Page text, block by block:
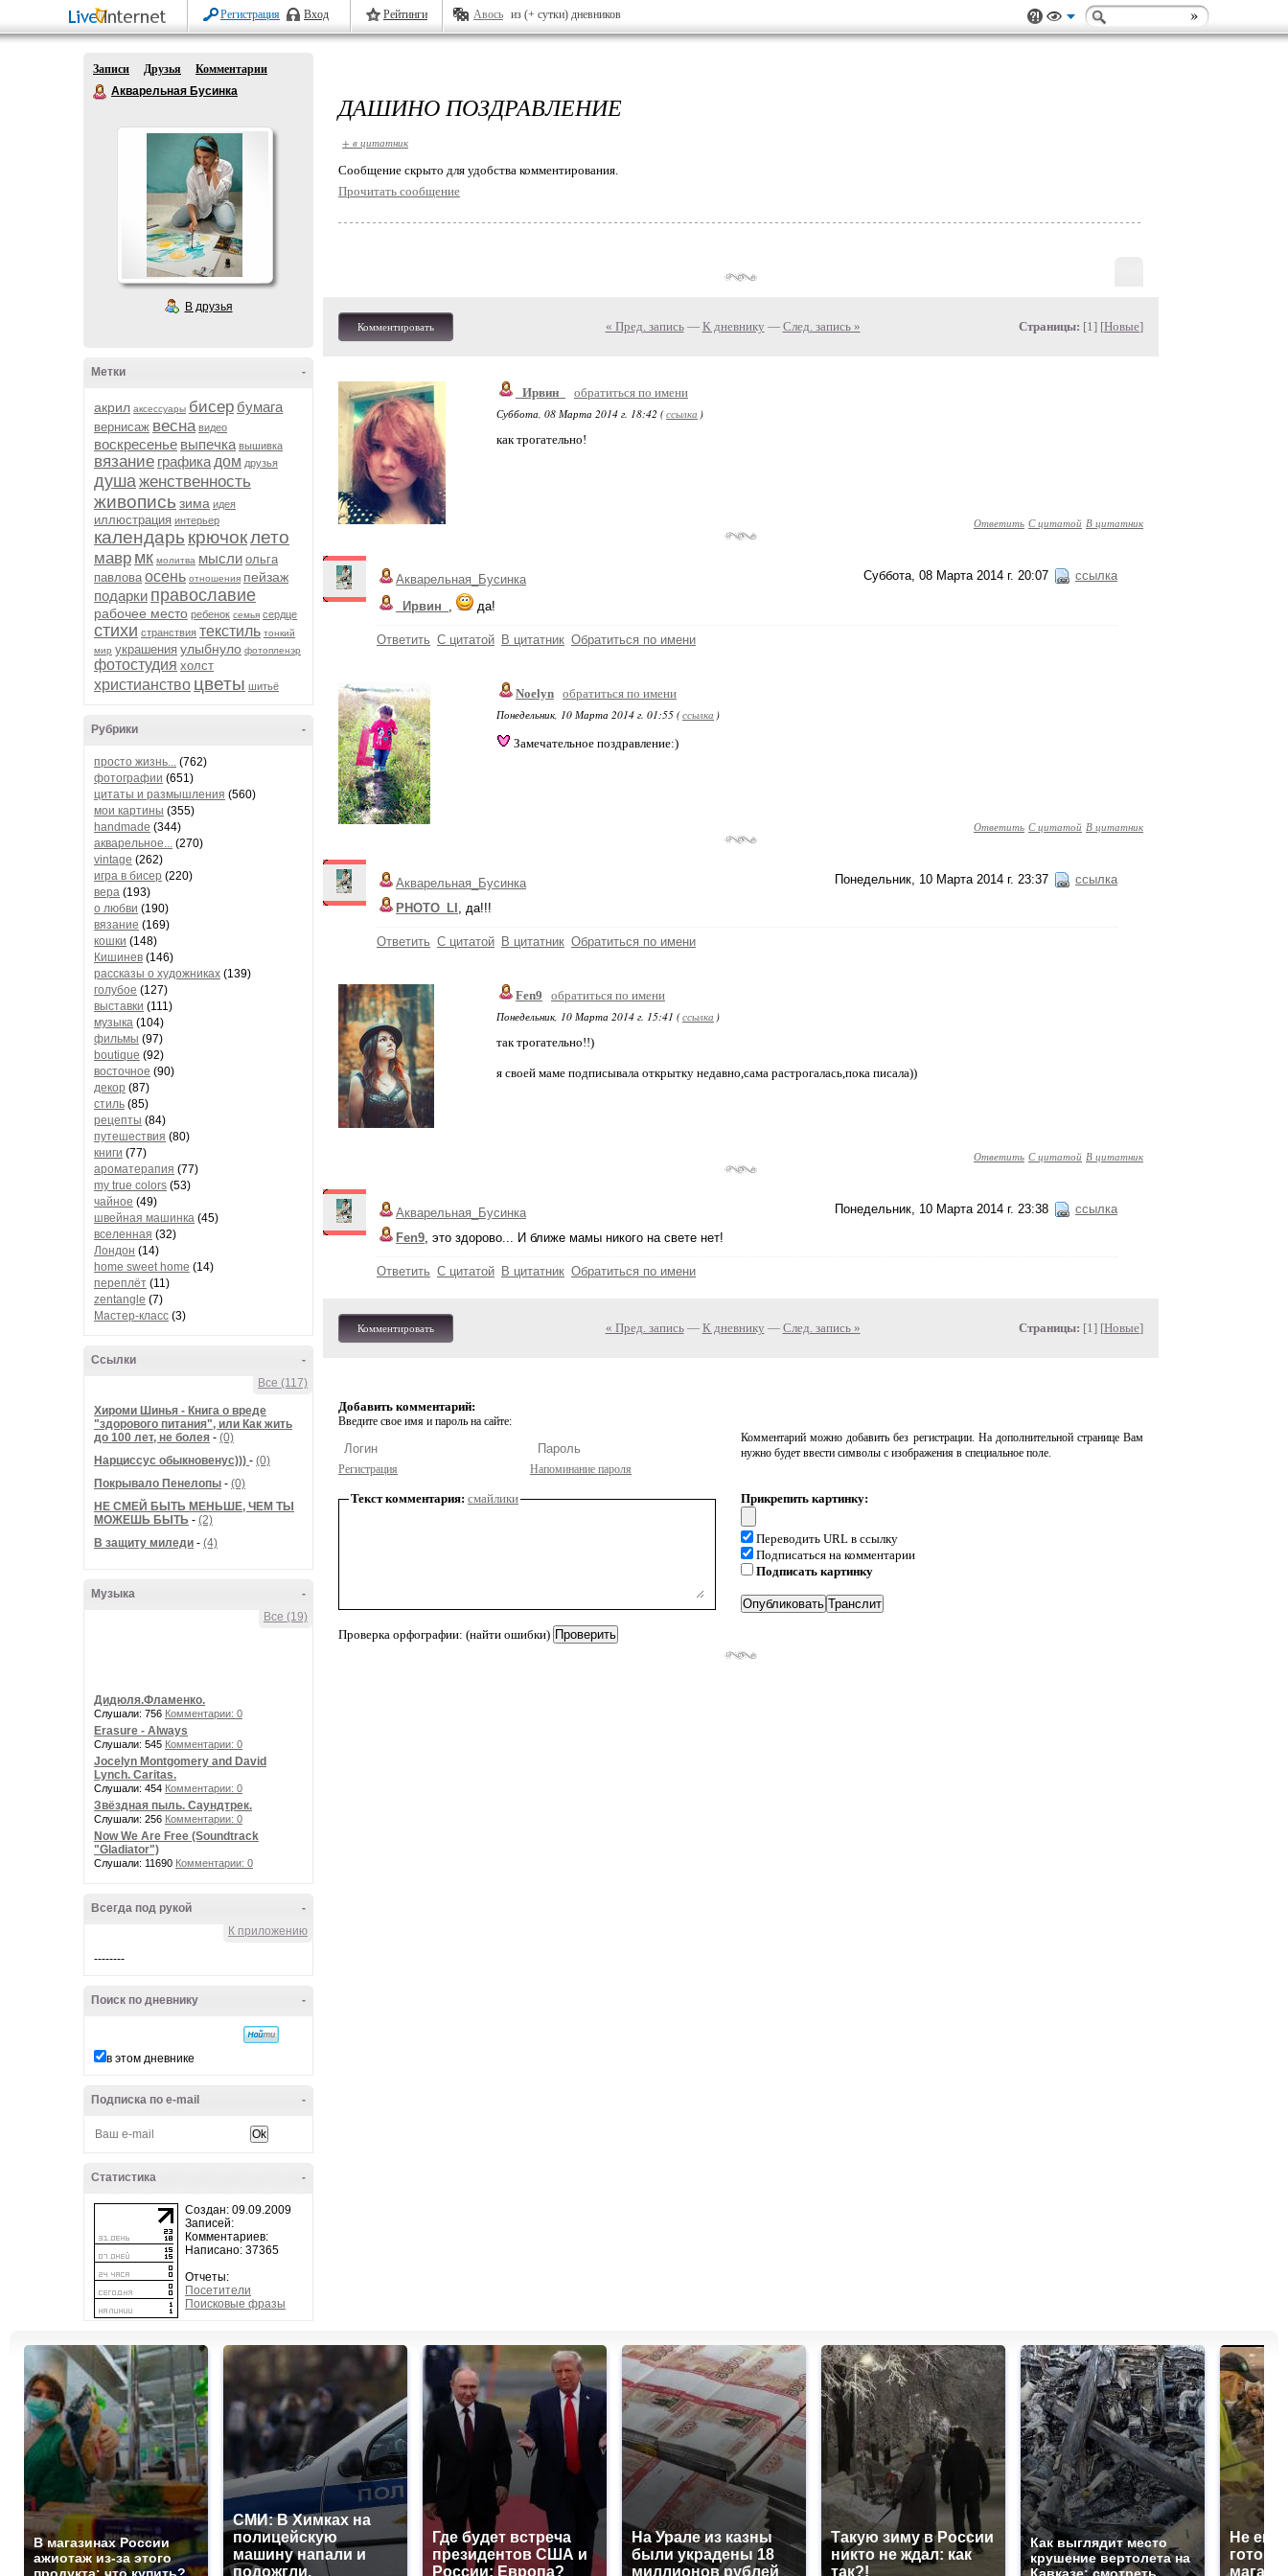
Регистрация Вход Рейтинги Авось из (+ сутки) дневников
Записи Друзья
Комментарии
Акварельная Бусинка
В друзья
-
Метки
акрил аксессуары бисер бумага
вернисаж весна видео
воскресенье выпечка вышивка
вязание графика дом друзья
душаженственность
живопись зима идея
иллюстрация интерьер
календарь крючоклето
мавр мк молитва мысли ольга
павлова осень отношения пейзаж
подарки православие
рабочее место ребенок семья сердце
стихи странствия текстиль тонкий
мир украшения улыбнуло фотопленэр
фотостудия холст
христианство цветы шитьё
-
Рубрики
просто жизнь... (762)
фотографии (651)
цитаты и размышления (560)
мои картины (355)
handmade (344)
акварельное... (270)
vintage (262)
игра в бисер (220)
вера (193)
о любви (190)
вязание (169)
кошки (148)
Кишинев (146)
рассказы о художниках (139)
голубое (127)
выставки (111)
музыка (104)
фильмы (97)
boutique (92)
восточное (90)
декор (87)
стиль (85)
рецепты (84)
путешествия (80)
книги (77)
ароматерапия (77)
my true colors (53)
чайное (49)
швейная машинка (45)
вселенная (32)
Лондон (14)
home sweet home (14)
переплёт (11)
zentangle (7)
Мастер-класс (3)
-
Ссылки
Все (117)
Хироми Шинья - Книга о вреде
"здорового питания", или Как жить
до 100 лет, не болея - (0)
Нарциссус обыкновенус))) - (0)
Покрывало Пенелопы - (0)
НЕ СМЕЙ БЫТЬ МЕНЬШЕ, ЧЕМ ТЫ
МОЖЕШЬ БЫТЬ - (2)
В защиту миледи - (4)
-
Музыка
Все (19)
Дидюля.Фламенко.
Слушали: 756 Комментарии: 0
Erasure - Always
Слушали: 545 Комментарии: 0
Jocelyn Montgomery and David
Lynch. Caritas.
Слушали: 454 Комментарии: 0
Звёздная пыль. Саундтрек.
Слушали: 256 Комментарии: 0
Now We Are Free (Soundtrack
"Gladiator")
Слушали: 11690 Комментарии: 0
-
Всегда под рукой
К приложению
--------
-
Поиск по дневнику
в этом дневнике
-
Подписка по e-mail
-
Статистика
Создан: 09.09.2009
Записей:
Комментариев:
Написано: 37365
Отчеты:
Посетители
Поисковые фразы
ДАШИНО ПОЗДРАВЛЕНИЕ
+ в цитатник
Cообщение скрыто для удобства комментирования.
Прочитать сообщение
Комментировать « Пред. запись— К дневнику — След. запись » Страницы: [1] [Новые]
_Ирвин_
обратиться по имени
Суббота, 08 Марта 2014 г. 18:42 (ссылка )
как трогательно!
Ответить С цитатой В цитатник
Суббота, 08 Марта 2014 г. 20:07 ссылка
Акварельная_Бусинка
_Ирвин_ , да!
Ответить С цитатой В цитатник Обратиться по имени
Noelyn обратиться по имени
Понедельник, 10 Марта 2014 г. 01:55 (ссылка )
Замечательное поздравление:)
Ответить С цитатой В цитатник
Понедельник, 10 Марта 2014 г. 23:37 ссылка
Акварельная_Бусинка
PHOTO_LI , да!!!
Ответить С цитатой В цитатник Обратиться по имени
Fen9
обратиться по имени
Понедельник, 10 Марта 2014 г. 15:41 (ссылка )
так трогательно!!)
я своей маме подписывала открытку недавно,сама растрогалась,пока писала))
Ответить С цитатой В цитатник
Понедельник, 10 Марта 2014 г. 23:38 ссылка
Акварельная_Бусинка
Fen9, это здорово... И ближе мамы никого на свете нет!
Ответить С цитатой В цитатник Обратиться по имени
Комментировать « Пред. запись— К дневнику — След. запись » Страницы: [1] [Новые]
Добавить комментарий:
Введите свое имя и пароль на сайте:
Регистрация Напоминание пароля
Комментарий можно добавить без регистрации. На дополнительной странице Вам
нужно будет ввести символы с изображения в специальное поле.
Текст комментария: смайлики
Проверка орфографии: (найти ошибки)
Прикрепить картинку:
Переводить URL в ссылку
Подписаться на комментарии
Подписать картинку
В магазинах России
ажиотаж из-за этого
СМИ: В Химках на
полицейскую
машину напали и
подожгли.
Где будет встреча
президентов США и
России: Европа?
На Урале из казны
были украдены 18
миллионов рублей
Такую зиму в России
никто не ждал: как
так?!
Как выглядит место
крушение вертолета на
Не